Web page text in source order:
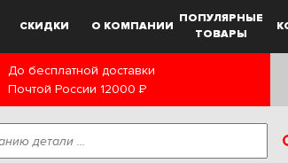
СКИДКИ О КОМПАНИИ
ПОПУЛЯРНЫЕ
ТОВАРЫ
До бесплатной доставки
Почтой России 12000 Р